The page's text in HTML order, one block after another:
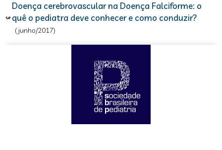
Doença cerebrovascular na Doença Falciforme: o
quê o pediatra deve conhecer e como conduzir?
(junho/2017)